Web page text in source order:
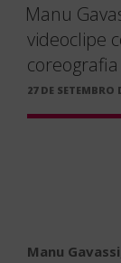
Manu
videoclipe
coreografia
PUBLICADO
27 DE SETEMBRO
Manu Gavassi